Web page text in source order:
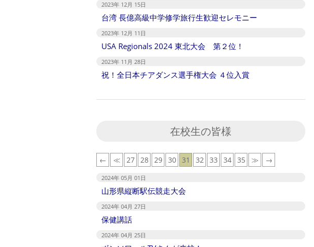
2023年 12月 15日
台湾 ⻑億⾼級中学修学旅⾏⽣歓迎セレモニー
2023年 12月 11日
USA Regionals 2024 東北大会 第２位！
2023年 11月 28日
祝！全日本チアダンス選手権大会 ４位入賞
在校生の皆様
← ≪ 27 28 29 30 31 32 33 34 35 ≫ →
2024年 05月 01日
山形県縦断駅伝競走大会
2024年 04月 27日
保健講話
2024年 04月 25日